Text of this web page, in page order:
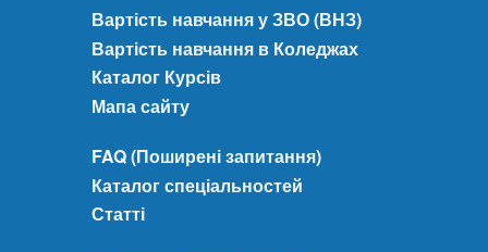
Вартість навчання у ЗВО (ВНЗ)
Вартість навчання в Коледжах
Каталог Курсів
Мапа сайту
FAQ (Поширені запитання)
Каталог спеціальностей
Статті